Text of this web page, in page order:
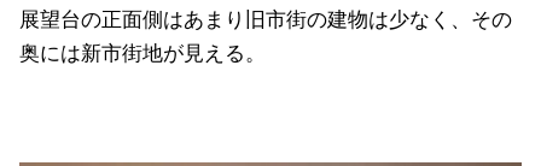
展望台の正面側はあまり旧市街の建物は少なく、その
奥には新市街地が見える。